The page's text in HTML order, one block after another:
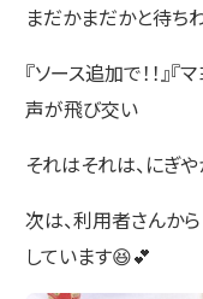
まだかまだかと待ち
『ソース追加で！！』
声が飛び交い
それはそれは、にぎ
次は、利用者さんか
しています😆💕